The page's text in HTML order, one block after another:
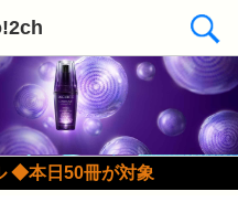
◆本日50冊が対象